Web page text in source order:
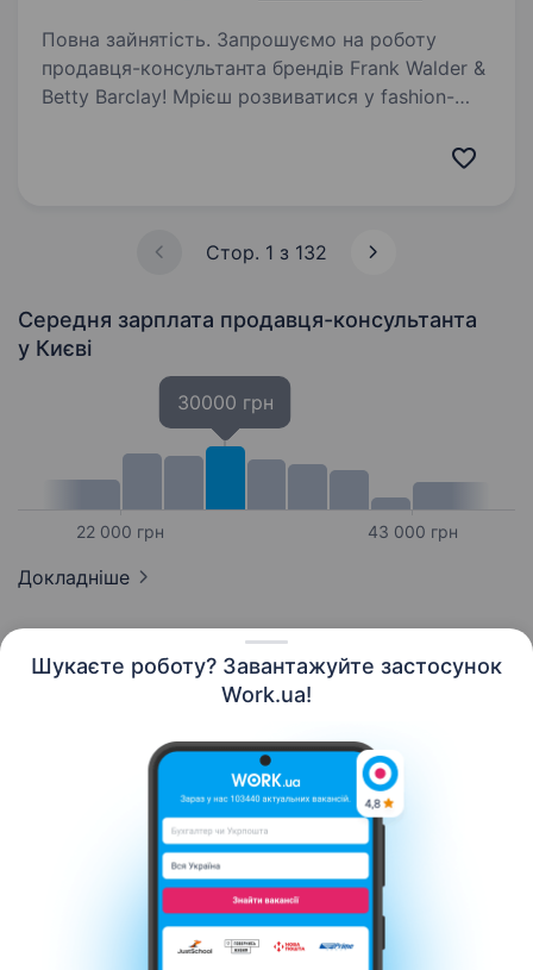
Шукаєте роботу? Завантажуйте застосунок
Work.ua!
Повна зайнятість. Запрошуємо на роботу
продавця-консультанта брендів Frank Walder &
Betty Barclay! Мрієш розвиватися у fashion-
Стор. 1 з 132
Середня зарплата продавця-консультанта
у Києві
22 000 грн
30000 грн
43 000 грн
Докладніше
Контакти Про нас
Кар’єра
Допомога Умови використання